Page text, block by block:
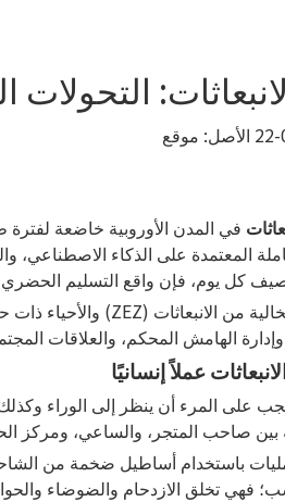
التحولات
موقع
في المدن الأوروبية خاضعة لفترة
المعتمدة على الذكاء
كل يوم، فإن واقع التسليم
الهامش المحكم، والعلاقات
عملاً إنسانيًا
على المرء أن ينظر إلى الوراء
بين صاحب المتجر، والساعي، ومركز
باستخدام أساطيل ضخمة من
فهي تخلق الازدحام والضوضاء